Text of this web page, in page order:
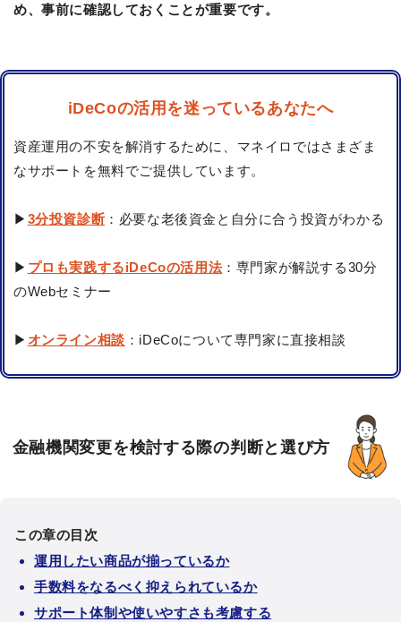
め、事前に確認しておくことが重要です。
iDeCoの活用を迷っているあなたへ
資産運用の不安を解消するために、マネイロではさまざま
なサポートを無料でご提供しています。
▶ 3分投資診断：必要な老後資金と自分に合う投資がわかる
▶ プロも実践するiDeCoの活用法：専門家が解説する30分
のWebセミナー
▶ オンライン相談 ：iDeCoについて専門家に直接相談
金融機関変更を検討する際の判断と選び方
この章の目次
運用したい商品が揃っているか
手数料をなるべく抑えられているか
サポート体制や使いやすさも考慮する